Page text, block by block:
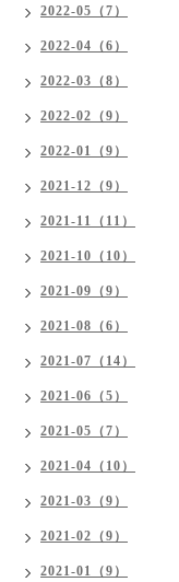
2022-05（7）
2022-04（6）
2022-03（8）
2022-02（9）
2022-01（9）
2021-12（9）
2021-11（11）
2021-10（10）
2021-09（9）
2021-08（6）
2021-07（14）
2021-06（5）
2021-05（7）
2021-04（10）
2021-03（9）
2021-02（9）
2021-01（9）